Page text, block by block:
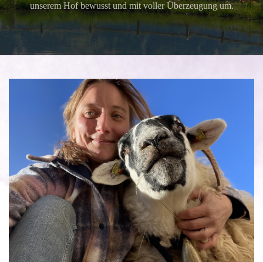
unserem Hof bewusst und mit voller Überzeugung um.